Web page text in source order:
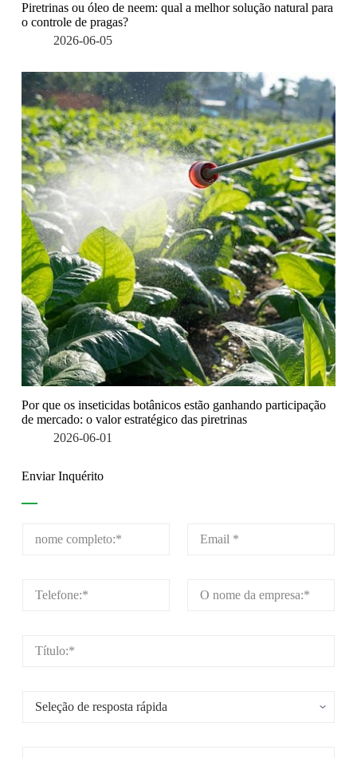
Piretrinas ou óleo de neem: qual a melhor solução natural para
o controle de pragas?
2026-06-05
Por que os inseticidas botânicos estão ganhando participação
de mercado: o valor estratégico das piretrinas
2026-06-01
Enviar Inquérito